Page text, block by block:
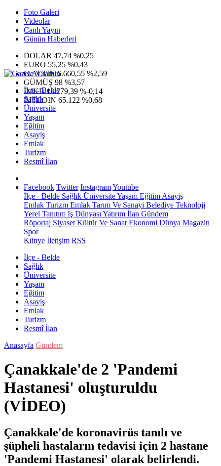
Foto Galeri
Videolar
Canlı Yayın
Günün Haberleri
DOLAR 47,74 %0,25
EURO 55,25 %0,43
G.ALTIN6.660,55 %2,59
GÜMÜŞ 98 %3,57
IMKB13.779,39 %-0,14
BITCOIN 65.122 %0,68
İlçe - Belde
Sağlık
Üniversite
Yaşam
Eğitim
Asayiş
Emlak
Turizm
Resmî İlan
Facebook Twitter InstagramYoutube
İlçe - Belde Sağlık ÜniversiteYaşam Eğitim Asayiş
Emlak Turizm Emlak Tarım Ve Sanayi Belediye Teknoloji
Yerel Tanıtım İş Dünyası Yatırım İlan Gündem
Röportaj Siyaset Kültür Ve Sanat Ekonomi Dünya Magazin
Spor
Künye İletişim RSS
İlçe - Belde
Sağlık
Üniversite
Yaşam
Eğitim
Asayiş
Emlak
Turizm
Resmî İlan
Anasayfa Gündem
Çanakkale'de 2 'Pandemi
Hastanesi' oluşturuldu
(VİDEO)
Çanakkale'de koronavirüs tanılı ve
şüpheli hastaların tedavisi için 2 hastane
'Pandemi Hastanesi' olarak belirlendi.